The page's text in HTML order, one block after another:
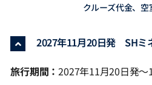
クルーズ代金、
2027年11月20日発 SHミ
旅行期間：2027年11月20日発～